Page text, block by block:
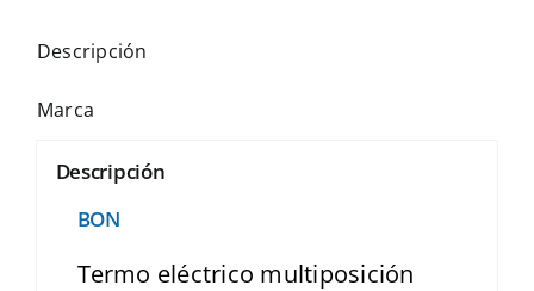
Descripción
Marca
Descripción
BON
Termo eléctrico multiposición